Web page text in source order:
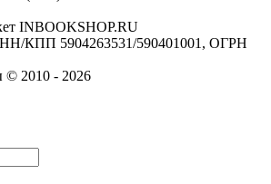
INBOOKSHOP.RU
КПП 5904263531/590401001, ОГРН
© 2010 - 2026